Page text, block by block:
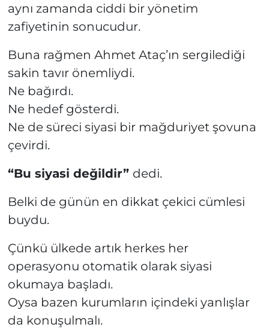
aynı zamanda ciddi bir yönetim
zafiyetinin sonucudur.
Buna rağmen Ahmet Ataç’ın sergilediği
sakin tavır önemliydi.
Ne bağırdı.
Ne hedef gösterdi.
Ne de süreci siyasi bir mağduriyet şovuna
çevirdi.
“Bu siyasi değildir” dedi.
Belki de günün en dikkat çekici cümlesi
buydu.
Çünkü ülkede artık herkes her
operasyonu otomatik olarak siyasi
okumaya başladı.
Oysa bazen kurumların içindeki yanlışlar
da konuşulmalı.